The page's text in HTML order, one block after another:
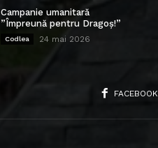
Campanie umanitară
”Împreună pentru Dragoș!”
Codlea 24 mai 2026
FACEBOOK